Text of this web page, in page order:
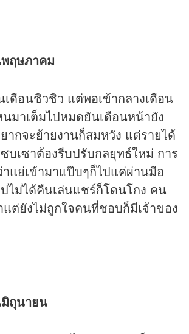
ฤษภาคม
เดือนชิวชิว แต่พอเข้ากลางเดือน
นมาเต็มไปหมดยันเดือนหน้ายัง
ากจะย้ายงานก็สมหวัง แต่รายได้
บเซาต้องรีบปรับกลยุทธ์ใหม่ การ
าแย่เข้ามาแป๊บๆก็ไปแค่ผ่านมือ
ไม่ได้คืนเล่นแชร์ก็โดนโกง คน
แต่ยังไม่ถูกใจคนที่ชอบก็มีเจ้าของ
ถุนายน